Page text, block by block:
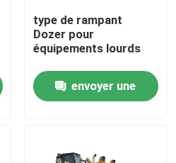
type de rampant
Dozer pour
équipements lourds
envoyer une